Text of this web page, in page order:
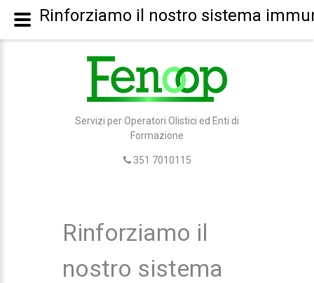
Servizi per Operatori Olistici ed Enti di
Formazione
351 7010115
Rinforziamo il
nostro sistema
Rinforziamo il nostro sistema